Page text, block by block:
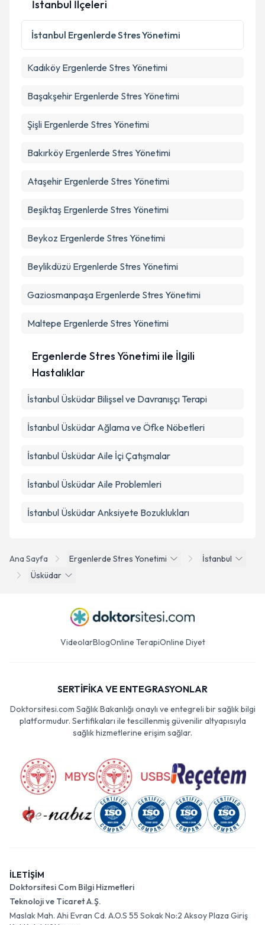
Kişisel verilerimin işlenmesine ilişkinAydınlatma
Metni
'ni okudum ve kişisel verilerimin belirtilen
kapsamda işlenmesini kabul ediyorum.
Ana Sayfa Ergenlerde Stres Yonetimi
İstanbul
Üsküdar
İstanbul İlçeleri
İstanbul Ergenlerde Stres Yönetimi
Kadıköy Ergenlerde Stres Yönetimi
Başakşehir Ergenlerde Stres Yönetimi
Şişli Ergenlerde Stres Yönetimi
Bakırköy Ergenlerde Stres Yönetimi
Ataşehir Ergenlerde Stres Yönetimi
Beşiktaş Ergenlerde Stres Yönetimi
Beykoz Ergenlerde Stres Yönetimi
Beylikdüzü Ergenlerde Stres Yönetimi
Gaziosmanpaşa Ergenlerde Stres Yönetimi
Maltepe Ergenlerde Stres Yönetimi
Ergenlerde Stres Yönetimi ile İlgili
Hastalıklar
İstanbul Üsküdar Bilişsel ve Davranışçı Terapi
İstanbul Üsküdar Ağlama ve Öfke Nöbetleri
İstanbul Üsküdar Aile İçi Çatışmalar
İstanbul Üsküdar Aile Problemleri
İstanbul Üsküdar Anksiyete Bozuklukları
VideolarBlogOnline TerapiOnline Diyet
SERTİFİKA VE ENTEGRASYONLAR
Doktorsitesi.com Sağlık Bakanlığı onaylı ve entegreli bir sağlık bilgi
platformudur. Sertifikaları ile tescillenmiş güvenilir altyapısıyla
sağlık hizmetlerine erişim sağlar.
İLETİŞİM
Doktorsitesi Com Bilgi Hizmetleri
Teknoloji ve Ticaret A.Ş.
Maslak Mah. Ahi Evran Cd. A.O.S 55 Sokak No:2 Aksoy Plaza Giriş